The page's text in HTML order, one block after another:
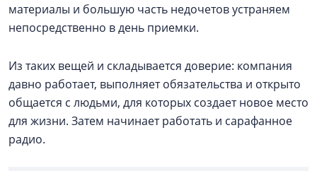
материалы и большую часть недочетов устраняем
непосредственно в день приемки.
Из таких вещей и складывается доверие: компания
давно работает, выполняет обязательства и открыто
общается с людьми, для которых создает новое место
для жизни. Затем начинает работать и сарафанное
радио.